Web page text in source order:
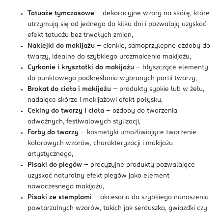
Tatuaże tymczasowe – dekoracyjne wzory na skórę, które
utrzymują się od jednego do kilku dni i pozwalają uzyskać
efekt tatuażu bez trwałych zmian,
Naklejki do makijażu – cienkie, samoprzylepne ozdoby do
twarzy, idealne do szybkiego urozmaicenia makijażu,
Cyrkonie i kryształki do makijażu – błyszczące elementy
do punktowego podkreślania wybranych partii twarzy,
Brokat do ciała i makijażu – produkty sypkie lub w żelu,
nadające skórze i makijażowi efekt połysku,
Cekiny do twarzy i ciała – ozdoby do tworzenia
odważnych, festiwalowych stylizacji,
Farby do twarzy – kosmetyki umożliwiające tworzenie
kolorowych wzorów, charakteryzacji i makijażu
artystycznego,
Pisaki do piegów – precyzyjne produkty pozwalające
uzyskać naturalny efekt piegów jako element
nowoczesnego makijażu,
Pisaki ze stemplami – akcesoria do szybkiego nanoszenia
powtarzalnych wzorów, takich jak serduszka, gwiazdki czy